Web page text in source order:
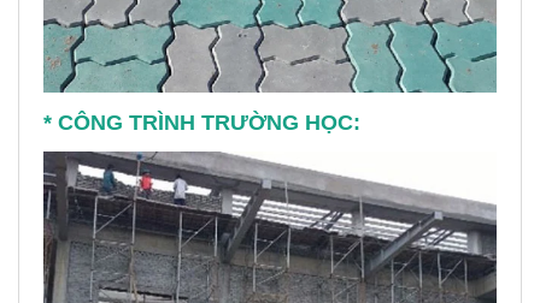
* CÔNG TRÌNH TRƯỜNG HỌC: